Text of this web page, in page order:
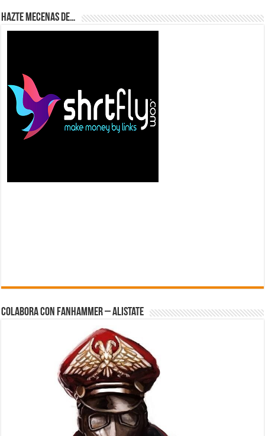
Hazte Mecenas de…
Colabora con FanHammer – Alistate